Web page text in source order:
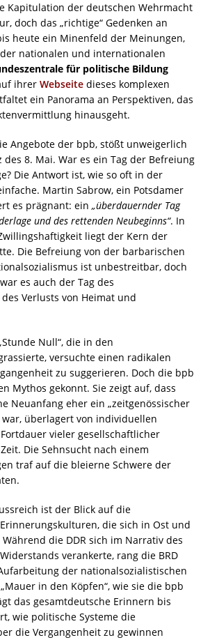
Kapitulation der deutschen Wehrmacht
doch das „richtige“ Gedenken an
heute ein Minenfeld der Meinungen,
nationalen und internationalen
für politische Bildung
ihrer Webseite dieses komplexen
ein Panorama an Perspektiven, das
hinausgeht.
Angebote der bpb, stößt unweigerlich
8. Mai. War es ein Tag der Befreiung
Die Antwort ist, wie so oft in der
Martin Sabrow, ein Potsdamer
es prägnant: ein „überdauernder Tag
und des rettenden Neubeginns“. In
liegt der Kern der
Die Befreiung von der barbarischen
ist unbestreitbar, doch
es auch der Tag des
Verlusts von Heimat und
Null“, die in den
versuchte einen radikalen
zu suggerieren. Doch die bpb
Mythos gekonnt. Sie zeigt auf, dass
Neuanfang eher ein „zeitgenössischer
war, überlagert von individuellen
vieler gesellschaftlicher
Die Sehnsucht nach einem
traf auf die bleierne Schwere der
ist der Blick auf die
die sich in Ost und
die DDR sich im Narrativ des
verankerte, rang die BRD
der nationalsozialistischen
in den Köpfen“, wie sie die bpb
das gesamtdeutsche Erinnern bis
wie politische Systeme die
die Vergangenheit zu gewinnen